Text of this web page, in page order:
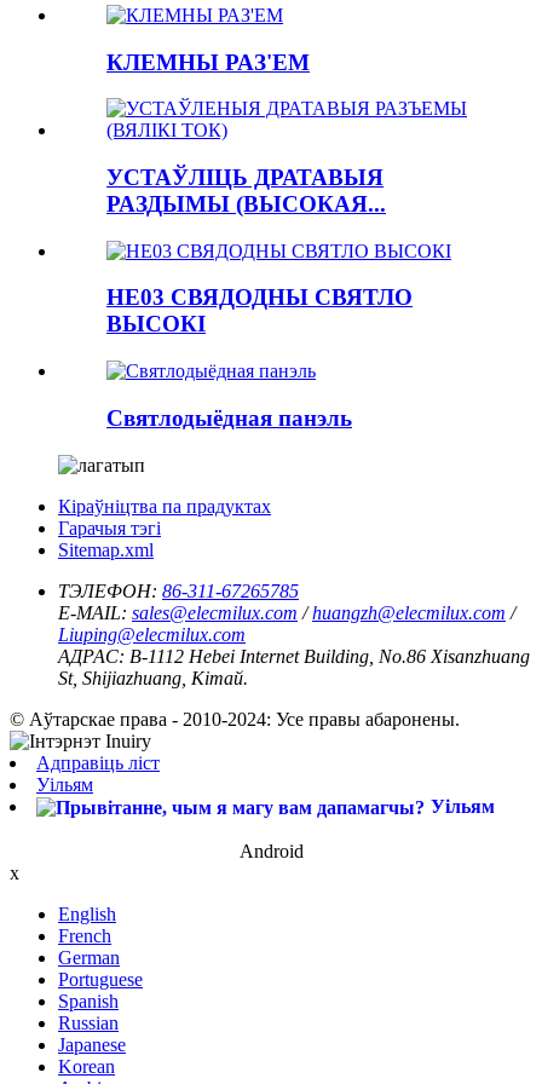
КЛЕМНЫ РАЗ'ЕМ
УСТАЎЛІЦЬ ДРАТАВЫЯ
РАЗДЫМЫ (ВЫСОКАЯ...
HE03 СВЯДОДНЫ СВЯТЛО
ВЫСОКІ
Святлодыёдная панэль
Кіраўніцтва па прадуктах
Гарачыя тэгі
Sitemap.xml
ТЭЛЕФОН: 86-311-67265785
E-MAIL: sales@elecmilux.com /huangzh@elecmilux.com /
Liuping@elecmilux.com
АДРАС: B-1112 Hebei Internet Building, No.86 Xisanzhuang
St, Shijiazhuang, Кітай.
© Аўтарскае права - 2010-2024: Усе правы абаронены.
Адправіць ліст
Уільям
Уільям
Android
x
English
French
German
Portuguese
Spanish
Russian
Japanese
Korean